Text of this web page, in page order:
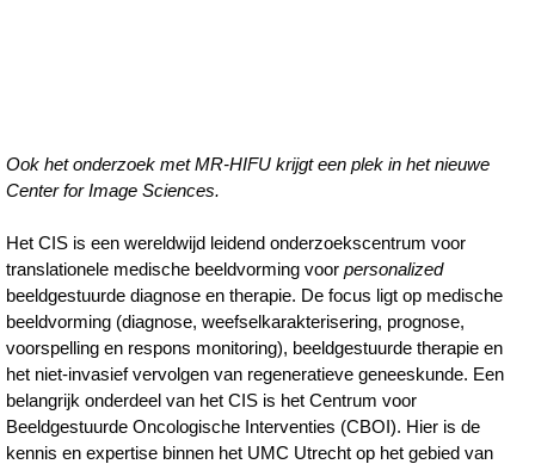
Ook het onderzoek met MR-HIFU krijgt een plek in het nieuwe
Center for Image Sciences.
Het CIS is een wereldwijd leidend onderzoekscentrum voor
translationele medische beeldvorming voorpersonalized
beeldgestuurde diagnose en therapie. De focus ligt op medische
beeldvorming (diagnose, weefselkarakterisering, prognose,
voorspelling en respons monitoring), beeldgestuurde therapie en
het niet-invasief vervolgen van regeneratieve geneeskunde. Een
belangrijk onderdeel van het CIS is het Centrum voor
Beeldgestuurde Oncologische Interventies (CBOI). Hier is de
kennis en expertise binnen het UMC Utrecht op het gebied van